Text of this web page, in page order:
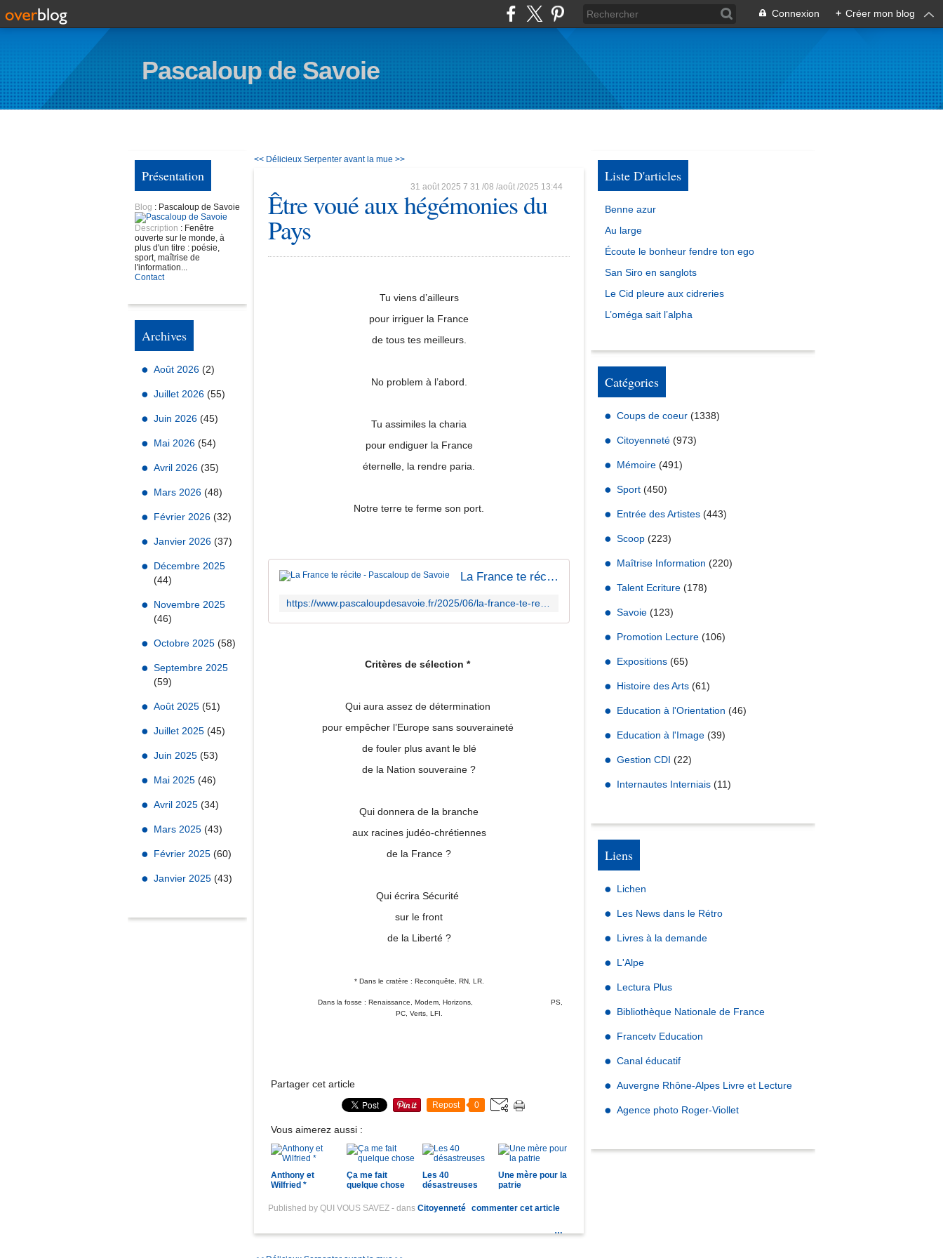
Connexion + Créer mon blog
Pascaloup de Savoie
Présentation
Blog : Pascaloup de Savoie
Description : Fenêtre
ouverte sur le monde, à
plus d'un titre : poésie,
sport, maîtrise de
l'information...
Contact
Archives
Août 2026 (2)
Juillet 2026 (55)
Juin 2026 (45)
Mai 2026 (54)
Avril 2026 (35)
Mars 2026 (48)
Février 2026 (32)
Janvier 2026 (37)
Décembre 2025
(44)
Novembre 2025
(46)
Octobre 2025 (58)
Septembre 2025
(59)
Août 2025 (51)
Juillet 2025 (45)
Juin 2025 (53)
Mai 2025 (46)
Avril 2025 (34)
Mars 2025 (43)
Février 2025 (60)
Janvier 2025 (43)
<< Délicieux Serpenter avant la mue >>
31 août 2025 7 31 /08 /août /2025 13:44
Être voué aux hégémonies du
Pays
Tu viens d’ailleurs
pour irriguer la France
de tous tes meilleurs.
No problem à l’abord.
Tu assimiles la charia
pour endiguer la France
éternelle, la rendre paria.
Notre terre te ferme son port.
La France te récite - Pascaloup de Savoie
Critères de sélection *
Qui aura assez de détermination
pour empêcher l’Europe sans souveraineté
de fouler plus avant le blé
de la Nation souveraine ?
Qui donnera de la branche
aux racines judéo-chrétiennes
de la France ?
Qui écrira Sécurité
sur le front
de la Liberté ?
* Dans le cratère : Reconquête, RN, LR.
Dans la fosse : Renaissance, Modem, Horizons, PS,
PC, Verts, LFI.
Partager cet article
Repost 0
Vous aimerez aussi :
Anthony et
Wilfried *
Ça me fait
quelque chose
Les 40
désastreuses
Une mère pour la
patrie
Published by QUI VOUS SAVEZ - dans Citoyenneté commenter cet article
…
Liste D'articles
Benne azur
Au large
Écoute le bonheur fendre ton ego
San Siro en sanglots
Le Cid pleure aux cidreries
L’oméga sait l’alpha
Catégories
Coups de coeur (1338)
Citoyenneté (973)
Mémoire (491)
Sport (450)
Entrée des Artistes (443)
Scoop (223)
Maîtrise Information (220)
Talent Ecriture (178)
Savoie (123)
Promotion Lecture (106)
Expositions (65)
Histoire des Arts (61)
Education à l'Orientation (46)
Education à l'Image (39)
Gestion CDI (22)
Internautes Interniais (11)
Liens
Lichen
Les News dans le Rétro
Livres à la demande
L'Alpe
Lectura Plus
Bibliothèque Nationale de France
Francetv Education
Canal éducatif
Auvergne Rhône-Alpes Livre et Lecture
Agence photo Roger-Viollet